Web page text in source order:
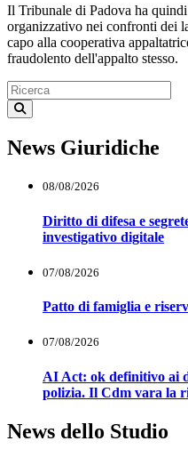
Il Tribunale di Padova ha
organizzativo nei confronti dei
capo alla cooperativa
fraudolento dell'appalto stesso.
News Giuridiche
08/08/2026
Diritto di difesa e
investigativo digitale
07/08/2026
Patto di famiglia e
07/08/2026
AI Act: ok definitivo ai
polizia. Il Cdm vara la
News dello Studio